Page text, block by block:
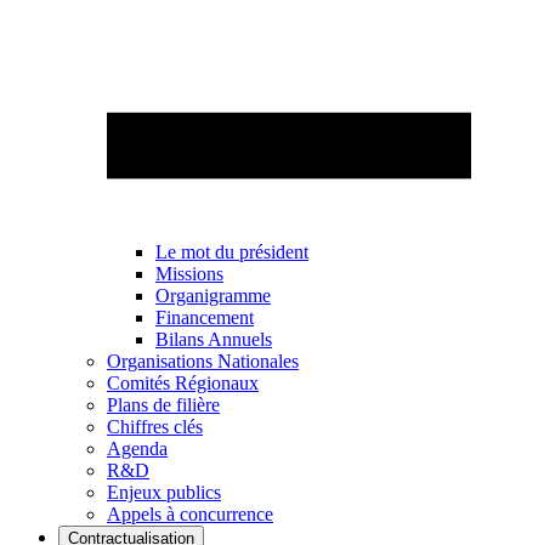
Le mot du président
Missions
Organigramme
Financement
Bilans Annuels
Organisations Nationales
Comités Régionaux
Plans de filière
Chiffres clés
Agenda
R&D
Enjeux publics
Appels à concurrence
Contractualisation